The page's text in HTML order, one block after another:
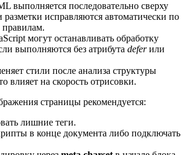
выполняется последовательно сверху
исправляются автоматически по
могут останавливать обработку
выполняются без атрибута deferили
стили после анализа структуры
влияет на скорость отрисовки.
страницы рекомендуется:
лишние теги.
в конце документа либо подключать